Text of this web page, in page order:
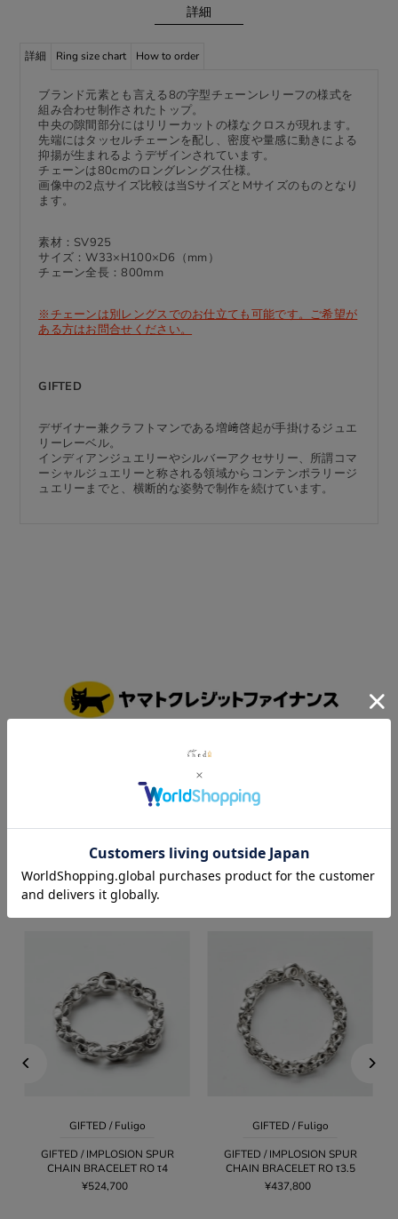
詳細
詳細 Ring size chart How to order
ブランド元素とも言える8の字型チェーンレリーフの様式を
組み合わせ制作されたトップ。
中央の隙間部分にはリリーカットの様なクロスが現れます。
先端にはタッセルチェーンを配し、密度や量感に動きによる
抑揚が生まれるようデザインされています。
チェーンは80cmのロングレングス仕様。
画像中の2点サイズ比較は当SサイズとMサイズのものとなり
ます。
素材：SV925
サイズ：W33×H100×D6（mm）
チェーン全長：800mm
※チェーンは別レングスでのお仕立ても可能です。ご希望が
ある方はお問合せください。
GIFTED
デザイナー兼クラフトマンである増﨑啓起が手掛けるジュエ
リーレーベル。
インディアンジュエリーやシルバーアクセサリー、所謂コマ
ーシャルジュエリーと称される領域からコンテンポラリージ
ュエリーまでと、横断的な姿勢で制作を続けています。
GIFTED / Fuligo
GIFTED / IMPLOSION SPUR
CHAIN BRACELET RO τ4
¥524,700
GIFTED / Fuligo
GIFTED / IMPLOSION SPUR
CHAIN BRACELET RO τ3.5
¥437,800